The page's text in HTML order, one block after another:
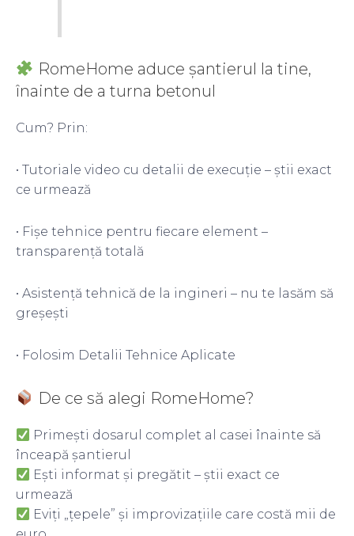
RomeHome aduce șantierul la tine,
înainte de a turna betonul
Cum? Prin:
• Tutoriale video cu detalii de execuție – știi exact
ce urmează
• Fișe tehnice pentru fiecare element –
transparență totală
• Asistență tehnică de la ingineri – nu te lasăm să
greșești
• Folosim Detalii Tehnice Aplicate
De ce să alegi RomeHome?
Primești dosarul complet al casei înainte să
înceapă șantierul
Ești informat și pregătit – știi exact ce
urmează
Eviți „țepele” și improvizațiile care costă mii de